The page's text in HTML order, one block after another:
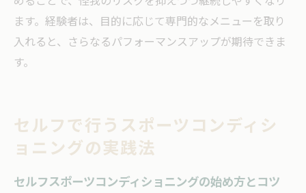
ます。経験者は、目的に応じて専門的なメニューを取り
入れると、さらなるパフォーマンスアップが期待できま
す。
セルフで行うスポーツコンディシ
ョニングの実践法
セルフスポーツコンディショニングの始め方とコツ